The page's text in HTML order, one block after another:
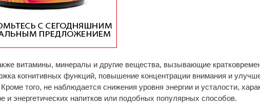
витамины, минералы и другие вещества, вызывающие
когнитивных функций, повышение концентрации внимания и
того, не наблюдается снижения уровня энергии и усталости,
энергетических напитков или подобных популярных способов.